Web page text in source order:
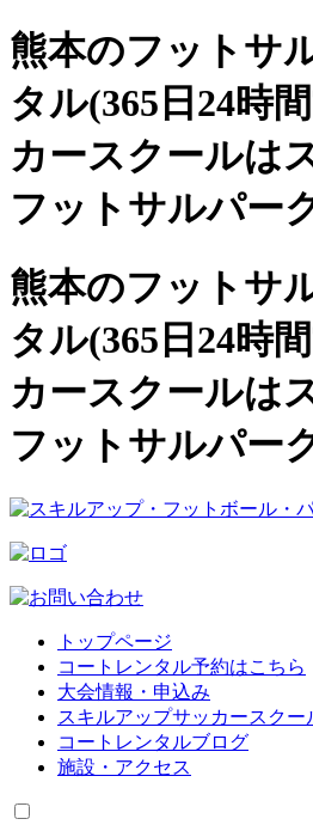
熊本のフットサ
タル(365日24時間
カースクールは
フットサルパー
熊本のフットサ
タル(365日24時
カースクールは
フットサルパー
トップページ
コートレンタル予約はこちら
大会情報・申込み
スキルアップサッカースクー
コートレンタルブログ
施設・アクセス